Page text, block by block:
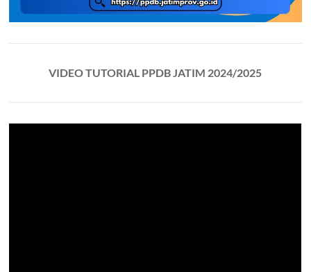
VIDEO TUTORIAL PPDB JATIM 2024/2025